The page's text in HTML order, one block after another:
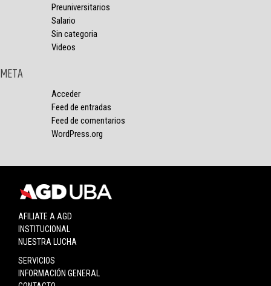
Preuniversitarios
Salario
Sin categoria
Videos
META
Acceder
Feed de entradas
Feed de comentarios
WordPress.org
AFILIATE A AGD
INSTITUCIONAL
NUESTRA LUCHA
SERVICIOS
INFORMACIÓN GENERAL